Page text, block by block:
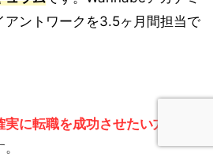
アントワークを3.5ヶ月間担当で
に転職を成功させたい方にお